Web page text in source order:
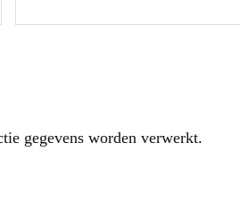
gegevens worden verwerkt.